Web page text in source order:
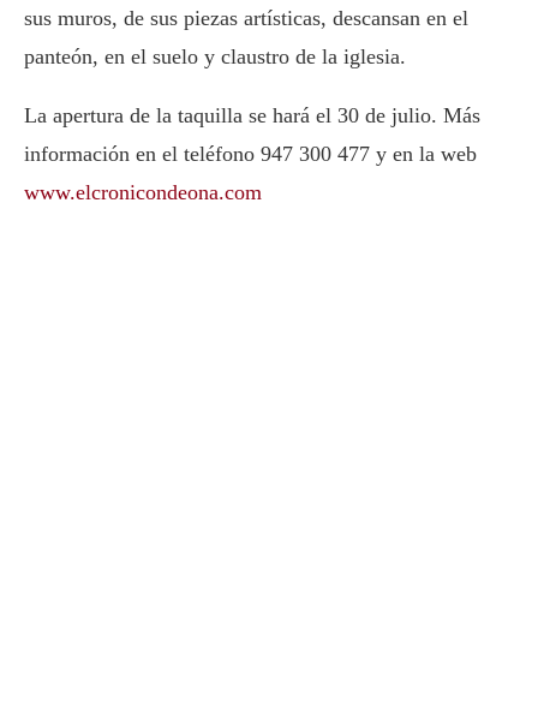
sus muros, de sus piezas artísticas, descansan en el
panteón, en el suelo y claustro de la iglesia.
La apertura de la taquilla se hará el 30 de julio. Más
información en el teléfono 947 300 477 y en la web
www.elcronicondeona.com